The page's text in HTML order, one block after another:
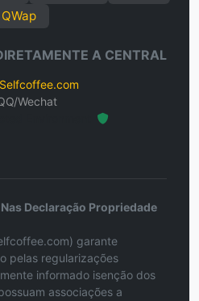
QWap
A CENTRAL
Wechat
Declaração Propriedade
garante
pelas regularizações
informado isenção dos
associações a